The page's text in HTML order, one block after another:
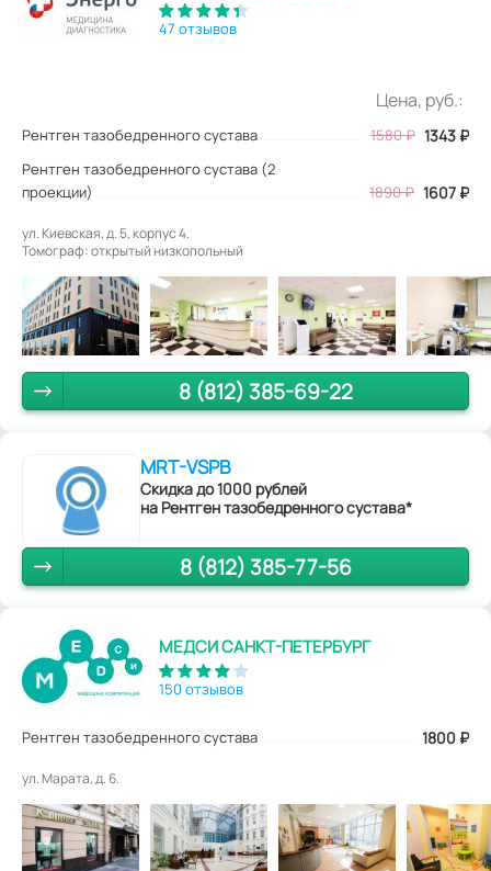
47 отзывов
Цена, руб.:
Рентген тазобедренного сустава 1580₽ 1343 ₽
Рентген тазобедренного сустава (2
проекции)
1890 ₽ 1607 ₽
ул. Киевская, д. 5, корпус 4.
Томограф: открытый низкопольный
8 (812) 385-69-22
MRT-VSPB
Скидка до 1000 рублей
на Рентген тазобедренного сустава*
8 (812) 385-77-56
МЕДСИ САНКТ-ПЕТЕРБУРГ
150 отзывов
Рентген тазобедренного сустава 1800 ₽
ул. Марата, д. 6.